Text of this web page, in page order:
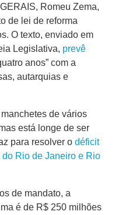
Romeu Zema,
de lei de reforma
O texto, enviado em
Legislativa, prevê
anos” com a
autarquias e
de vários
está longe de ser
para resolver o déficit
Rio de Janeiro e Rio
de mandato, a
é de R$ 250 milhões